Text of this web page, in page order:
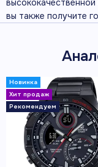
вы также получите